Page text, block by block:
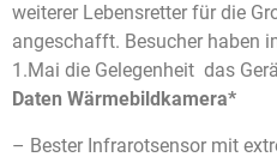
weiterer Lebensretter für die
angeschafft. Besucher haben
1.Mai die Gelegenheit das
Daten Wärmebildkamera*
– Bester Infrarotsensor mit